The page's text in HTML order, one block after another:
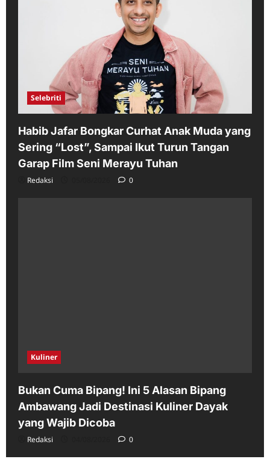
Selebriti
Habib Jafar Bongkar Curhat Anak Muda yang
Sering “Lost”, Sampai Ikut Turun Tangan
Garap Film Seni Merayu Tuhan
Redaksi 0
Kuliner
Bukan Cuma Bipang! Ini 5 Alasan Bipang
Ambawang Jadi Destinasi Kuliner Dayak
yang Wajib Dicoba
Redaksi 0